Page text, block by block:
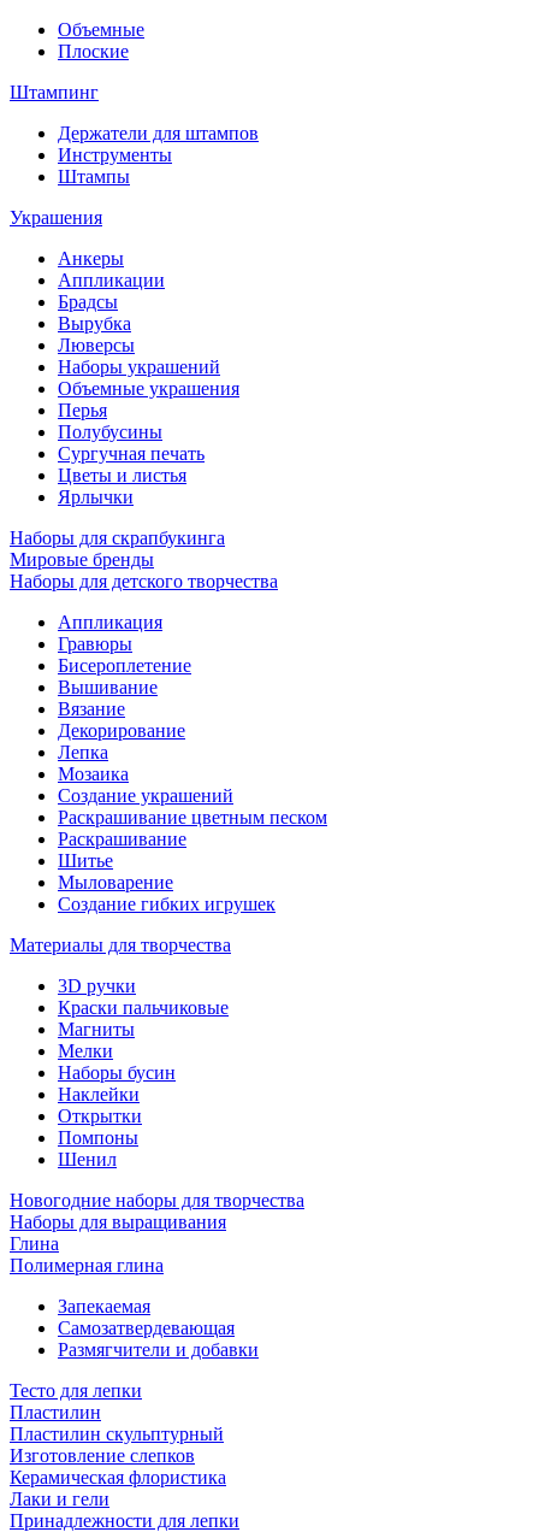
Объемные
Плоские
Штампинг
Держатели для штампов
Инструменты
Штампы
Украшения
Анкеры
Аппликации
Брадсы
Вырубка
Люверсы
Наборы украшений
Объемные украшения
Перья
Полубусины
Сургучная печать
Цветы и листья
Ярлычки
Наборы для скрапбукинга
Мировые бренды
Наборы для детского творчества
Аппликация
Гравюры
Бисероплетение
Вышивание
Вязание
Декорирование
Лепка
Мозаика
Создание украшений
Раскрашивание цветным песком
Раскрашивание
Шитье
Мыловарение
Создание гибких игрушек
Материалы для творчества
3D ручки
Краски пальчиковые
Магниты
Мелки
Наборы бусин
Наклейки
Открытки
Помпоны
Шенил
Новогодние наборы для творчества
Наборы для выращивания
Глина
Полимерная глина
Запекаемая
Самозатвердевающая
Размягчители и добавки
Тесто для лепки
Пластилин
Пластилин скульптурный
Изготовление слепков
Керамическая флористика
Лаки и гели
Принадлежности для лепки